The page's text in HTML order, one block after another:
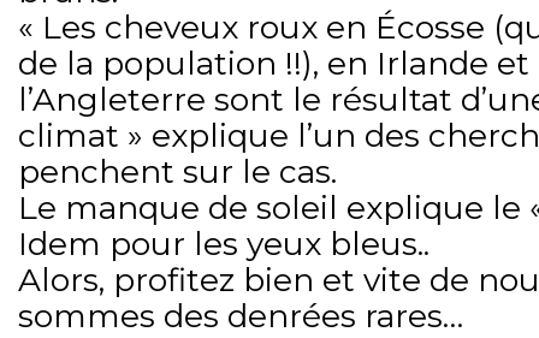
« Les cheveux roux en Écosse
de la population !!), en Irlande
l’Angleterre sont le résultat
climat » explique l’un des
penchent sur le cas.
Le manque de soleil explique le
Idem pour les yeux bleus..
Alors, profitez bien et vite de
sommes des denrées rares…